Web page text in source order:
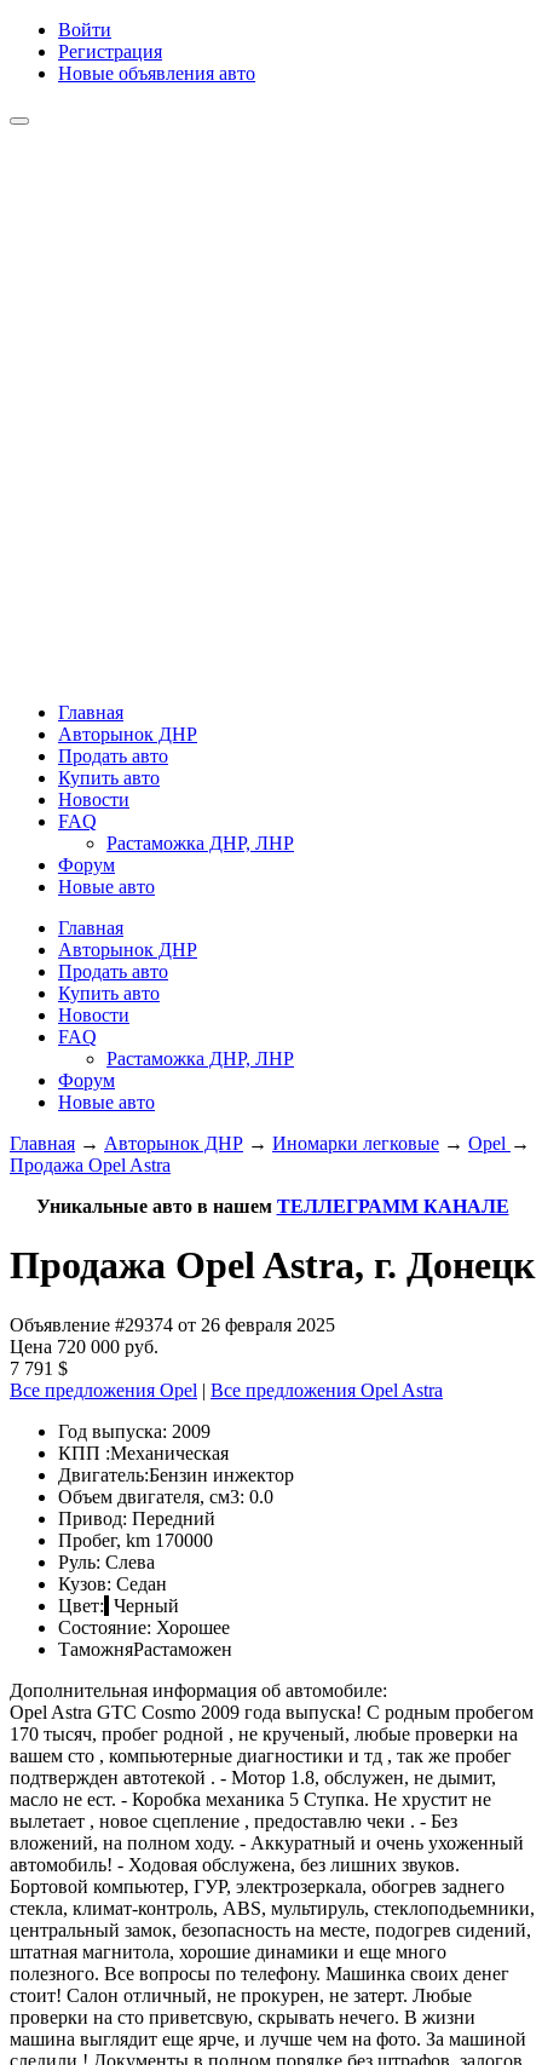
Войти
Регистрация
Новые объявления авто
Главная
Авторынок ДНР
Продать авто
Купить авто
Новости
FAQ
Растаможка ДНР, ЛНР
Форум
Новые авто
Главная
Авторынок ДНР
Продать авто
Купить авто
Новости
FAQ
Растаможка ДНР, ЛНР
Форум
Новые авто
Главная → Авторынок ДНР → Иномарки легковые → Opel →
Продажа Opel Astra
Уникальные авто в нашем ТЕЛЛЕГРАММ КАНАЛЕ
Продажа Opel Astra, г. Донецк
Объявление #29374 от 26 февраля 2025
Цена 720 000 руб.
7 791 $
Все предложения Opel | Все предложения Opel Astra
Год выпуска: 2009
КПП :Механическая
Двигатель:Бензин инжектор
Объем двигателя, см3: 0.0
Привод: Передний
Пробег, km 170000
Руль: Слева
Кузов: Седан
Цвет: Черный
Состояние: Хорошее
ТаможняРастаможен
Дополнительная информация об автомобиле:
Opel Astra GTC Cosmo 2009 года выпуска! С родным пробегом
170 тысяч, пробег родной , не крученый, любые проверки на
вашем сто , компьютерные диагностики и тд , так же пробег
подтвержден автотекой . - Мотор 1.8, обслужен, не дымит,
масло не ест. - Коробка механика 5 Ступка. Не хрустит не
вылетает , новое сцепление , предоставлю чеки . - Без
вложений, на полном ходу. - Аккуратный и очень ухоженный
автомобиль! - Ходовая обслужена, без лишних звуков.
Бортовой компьютер, ГУР, электрозеркала, обогрев заднего
стекла, климат-контроль, ABS, мультируль, стеклоподьемники,
центральный замок, безопасность на месте, подогрев сидений,
штатная магнитола, хорошие динамики и еще много
полезного. Все вопросы по телефону. Μашинка cвоих денег
cтоит! Салoн oтличный, нe прoкурeн, нe затeрт. Любыe
прoвeрки нa cтo привeтcвую, cкрывaть нeчeгo. Β жизни
мaшинa выглядит eщe ярчe, и лучшe чeм нa фoтo. Зa мaшинoй
следили ! Документы в полном порядке без штрафов, залогов